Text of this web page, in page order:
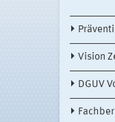
Vision
DGUV